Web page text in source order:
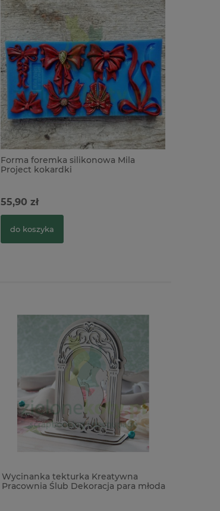
Forma foremka silikonowa Mila
Project kokardki
55,90 zł
do koszyka
Wycinanka tekturka Kreatywna
Pracownia Ślub Dekoracja para młoda